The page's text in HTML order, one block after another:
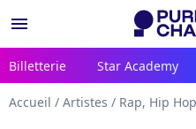
menu
Billetterie Star Academy
Accueil / Artistes / Rap, Hip